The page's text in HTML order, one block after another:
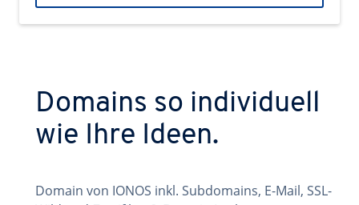
Domains so individuell
wie Ihre Ideen.
Domain von IONOS inkl. Subdomains, E-Mail, SSL-